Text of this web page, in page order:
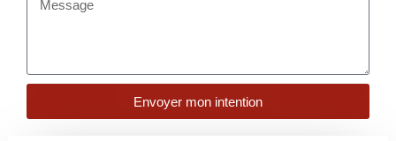
Envoyer mon intention